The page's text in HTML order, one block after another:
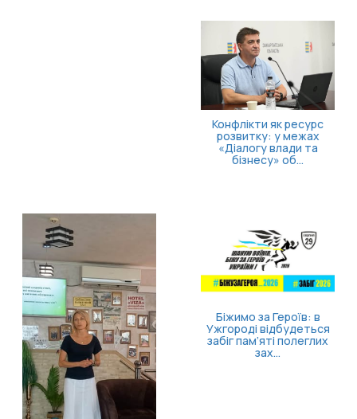
родин: які посл...
Як опанувати себе та
повернути відчуття
контролю